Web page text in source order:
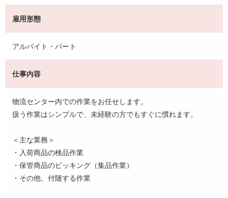
雇用形態
アルバイト・パート
仕事内容
物流センター内での作業をお任せします。
扱う作業はシンプルで、未経験の方でもすぐに慣れます。
＜主な業務＞
・入荷商品の検品作業
・保管商品のピッキング（集品作業）
・その他、付随する作業